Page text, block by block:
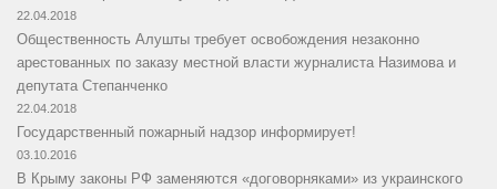
22.04.2018
Общественность Алушты требует освобождения незаконно
арестованных по заказу местной власти журналиста Назимова и
депутата Степанченко
22.04.2018
Государственный пожарный надзор информирует!
03.10.2016
В Крыму законы РФ заменяются «договорняками» из украинского